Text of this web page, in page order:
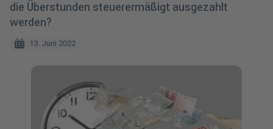
die Überstunden steuerermäßigt ausgezahlt
werden?
13. Juni 2022